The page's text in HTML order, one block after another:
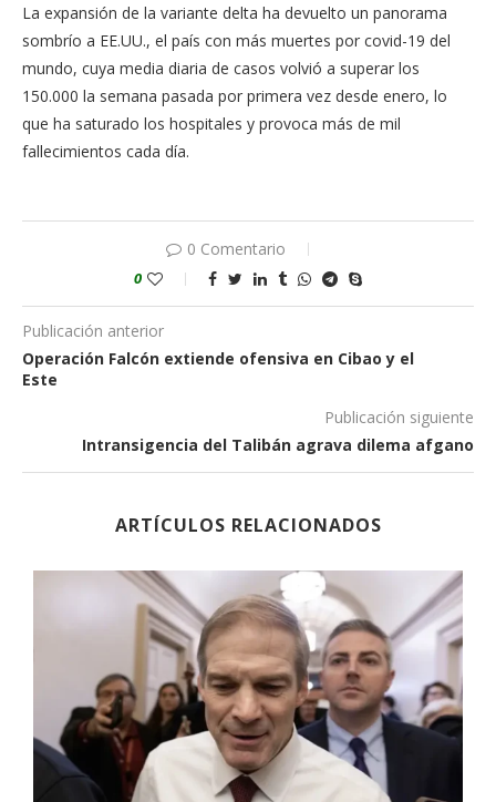
La expansión de la variante delta ha devuelto un panorama
sombrío a EE.UU., el país con más muertes por covid-19 del
mundo, cuya media diaria de casos volvió a superar los
150.000 la semana pasada por primera vez desde enero, lo
que ha saturado los hospitales y provoca más de mil
fallecimientos cada día.
0 Comentario
0
Publicación anterior
Operación Falcón extiende ofensiva en Cibao y el
Este
Publicación siguiente
Intransigencia del Talibán agrava dilema afgano
ARTÍCULOS RELACIONADOS